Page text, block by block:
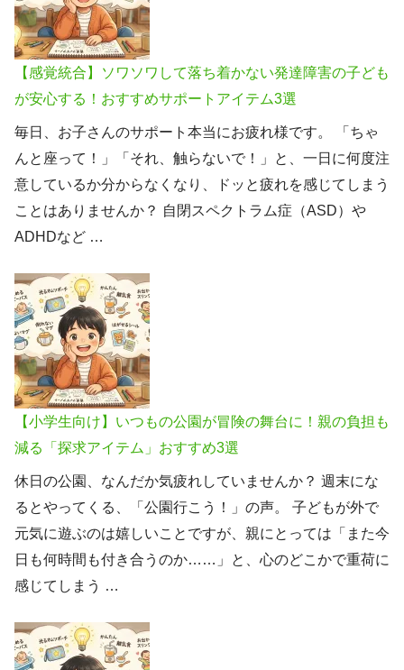
【感覚統合】ソワソワして落ち着かない発達障害の子ども
が安心する！おすすめサポートアイテム3選
毎日、お子さんのサポート本当にお疲れ様です。 「ちゃ
んと座って！」「それ、触らないで！」と、一日に何度注
意しているか分からなくなり、ドッと疲れを感じてしまう
ことはありませんか？ 自閉スペクトラム症（ASD）や
ADHDなど …
【小学生向け】いつもの公園が冒険の舞台に！親の負担も
減る「探求アイテム」おすすめ3選
休日の公園、なんだか気疲れしていませんか？ 週末にな
るとやってくる、「公園行こう！」の声。 子どもが外で
元気に遊ぶのは嬉しいことですが、親にとっては「また今
日も何時間も付き合うのか……」と、心のどこかで重荷に
感じてしまう …